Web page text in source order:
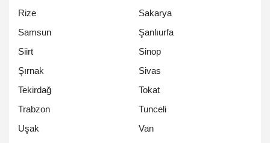
Rize
Sakarya
Samsun
Şanlıurfa
Siirt
Sinop
Şırnak
Sivas
Tekirdağ
Tokat
Trabzon
Tunceli
Uşak
Van